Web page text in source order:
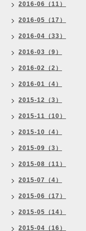
2016-06（11）
2016-05（17）
2016-04（33）
2016-03（9）
2016-02（2）
2016-01（4）
2015-12（3）
2015-11（10）
2015-10（4）
2015-09（3）
2015-08（11）
2015-07（4）
2015-06（17）
2015-05（14）
2015-04（16）